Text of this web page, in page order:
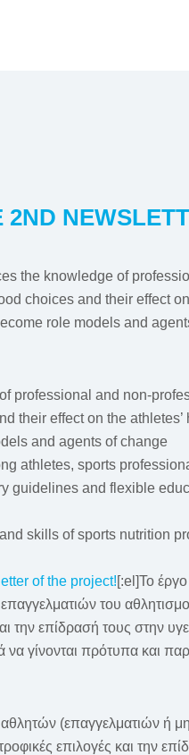
2ND
the knowledge of
choices and their effect
role models and
professional and non-
their effect on the
and agents of change
athletes, sports
guidelines and flexible
skills of sports nutrition
of the project![:el]Το
του
την επίδρασή τους στην
να γίνονται πρότυπα και
(επαγγελματιών ή
επιλογές και την